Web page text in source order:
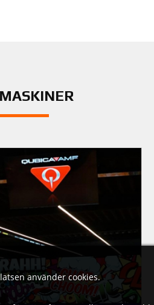
använder cookies.